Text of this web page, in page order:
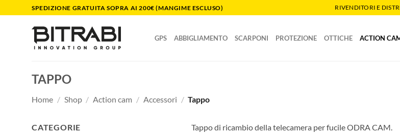
ai
contenuti
SPEDIZIONE GRATUITA SOPRA AI 200€ (MANGIME ESCLUSO) RIVENDITORI E
GPS ABBIGLIAMENTO SCARPONI PROTEZIONE OTTICHE ACTION
TAPPO
Home / Shop / Action cam / Accessori / Tappo
CATEGORIE Tappo di ricambio della telecamera per fucile ODRA CAM.